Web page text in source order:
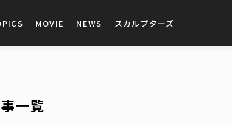
MOVIE NEWS スカルプターズ
一覧